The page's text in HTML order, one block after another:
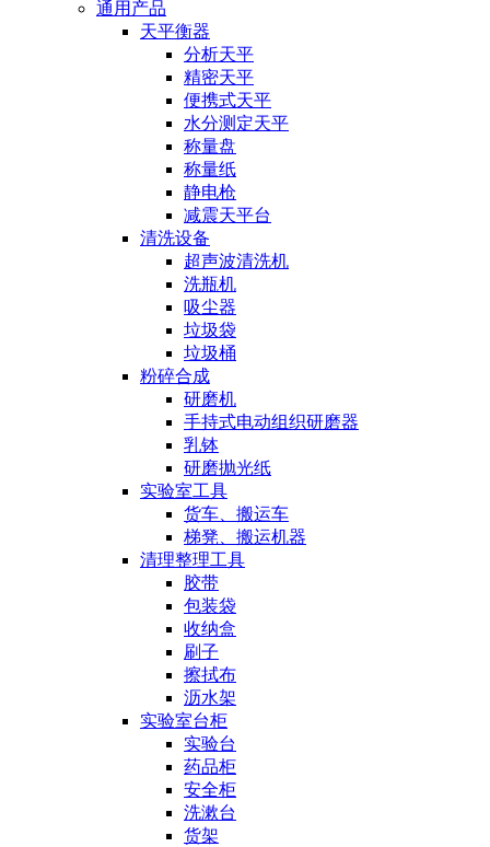
通用产品
天平衡器
分析天平
精密天平
便携式天平
水分测定天平
称量盘
称量纸
静电枪
减震天平台
清洗设备
超声波清洗机
洗瓶机
吸尘器
垃圾袋
垃圾桶
粉碎合成
研磨机
手持式电动组织研磨器
乳钵
研磨抛光纸
实验室工具
货车、搬运车
梯凳、搬运机器
清理整理工具
胶带
包装袋
收纳盒
刷子
擦拭布
沥水架
实验室台柜
实验台
药品柜
安全柜
洗漱台
货架